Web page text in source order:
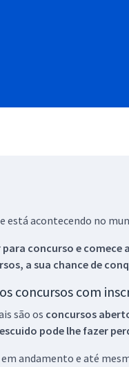
está acontecendo no
concurso e comece
a sua chance de
concursos com
são os concursos
pode lhe fazer
andamento e até